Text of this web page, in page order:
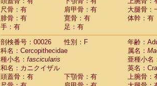
Cebidae Saguinus oedipus
Cebidae Saguinus weddelli
Cebidae Saguinusspp.
Cebidae Aotus trivirgatus
Cebidae Cebus albifrons
CebidaeCebus apella
CebidaeCebus capucinus
CebidaeCebus nigrivittatus
Cebidae Cebusspp.(0)
尺骨：有
肩甲骨：有
大腿骨：
腓骨：有
寛骨：有
体幹：有
手：有
足：有
剖検番号：00026
性別：F
年齢：
科名：Cercopithecidae
属名：
種小名： fascicularis
亜種小名
和名：カニクイザル
英名：
頭蓋骨：有
下顎骨：有
上腕骨：